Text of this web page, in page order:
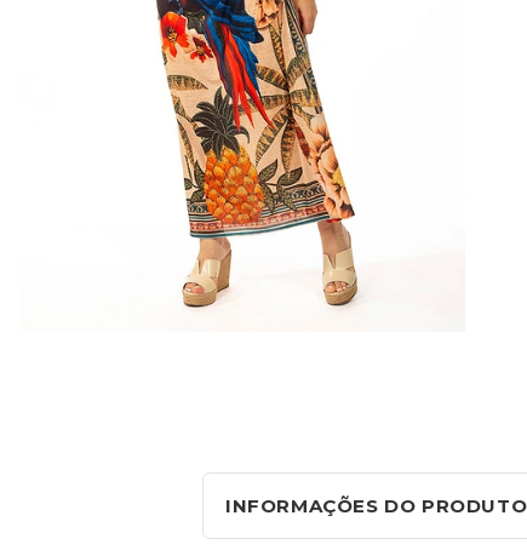
INFORMAÇÕES DO PRODUTO